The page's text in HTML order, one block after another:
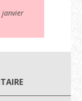
janvier